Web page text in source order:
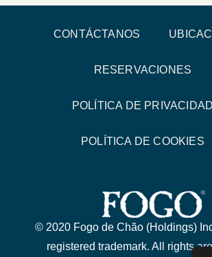
CONTÁCTANOS
RESERVACIONES
POLÍTICA DE PRIVACIDAD
POLÍTICA DE COOKIES
© 2020 Fogo de Chão (Holdings)
registered trademark. All rights